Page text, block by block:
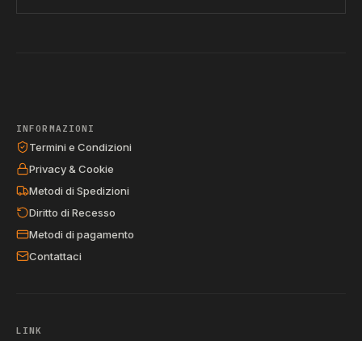
INFORMAZIONI
Termini e Condizioni
Privacy & Cookie
Metodi di Spedizioni
Diritto di Recesso
Metodi di pagamento
Contattaci
LINK